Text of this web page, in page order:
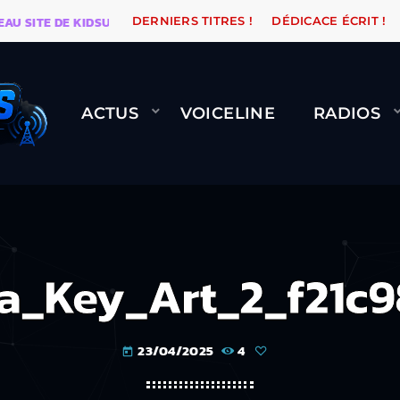
DE KIDSUNE WARÉTRO ORANGE ROAD QUI
DERNIERS TITRES ! DÉDICACE ÉCRIT !
ACTUS VOICELINE RADIOS
today 23/04/2025 4